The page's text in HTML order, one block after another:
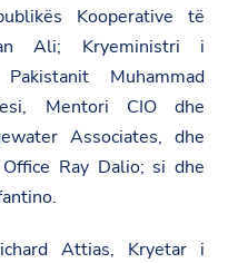
Kooperative të
Ali; Kryeministri i
Muhammad
Mentori CIO dhe
Associates, dhe
Ray Dalio; si dhe
Attias, Kryetar i